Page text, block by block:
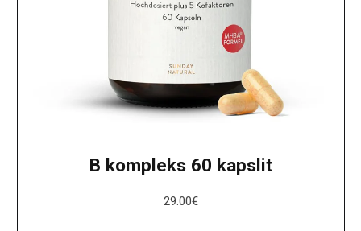
B kompleks 60 kapslit
29.00€